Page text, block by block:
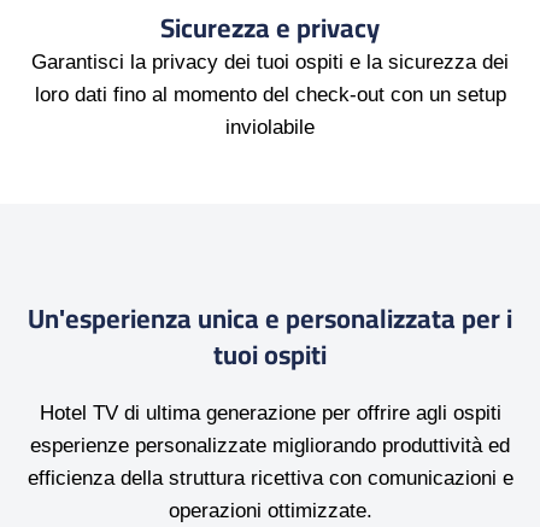
Sicurezza e privacy
Garantisci la privacy dei tuoi ospiti e la sicurezza dei
loro dati fino al momento del check-out con un setup
inviolabile
Un'esperienza unica e personalizzata per i
tuoi ospiti
Hotel TV di ultima generazione per offrire agli ospiti
esperienze personalizzate migliorando produttività ed
efficienza della struttura ricettiva con comunicazioni e
operazioni ottimizzate.